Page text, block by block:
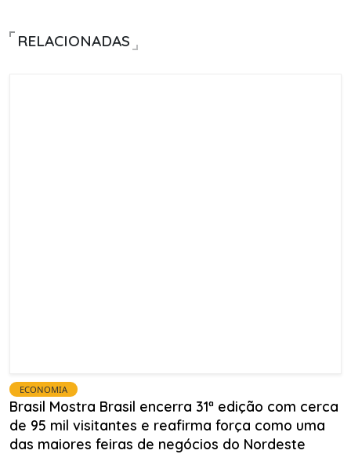
RELACIONADAS
ECONOMIA
Brasil Mostra Brasil encerra 31ª edição com cerca
de 95 mil visitantes e reafirma força como uma
das maiores feiras de negócios do Nordeste